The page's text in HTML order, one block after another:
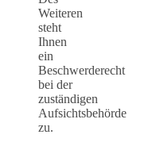
Weiteren
steht
Ihnen
ein
Beschwerderecht
bei der
zuständigen
Aufsichtsbehörde
zu.